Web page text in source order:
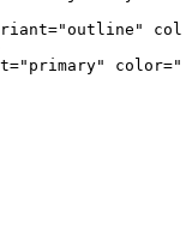
="outline"
="primary" color=